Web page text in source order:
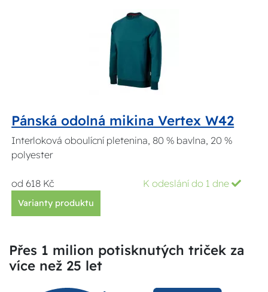
Pánská odolná mikina Vertex W42
Interloková oboulícní pletenina, 80 % bavlna, 20 %
polyester
od 618 Kč K odeslání do 1 dne
Varianty produktu
Přes 1 milion potisknutých triček za
více než 25 let